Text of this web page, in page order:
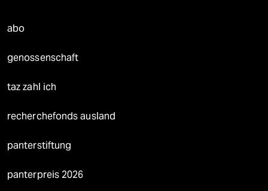
abo
genossenschaft
taz zahl ich
recherchefonds ausland
panterstiftung
panterpreis 2026